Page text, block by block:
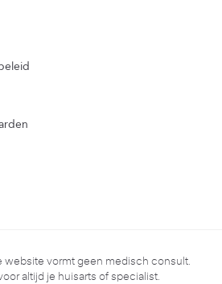
website vormt geen medisch consult.
altijd je huisarts of specialist.